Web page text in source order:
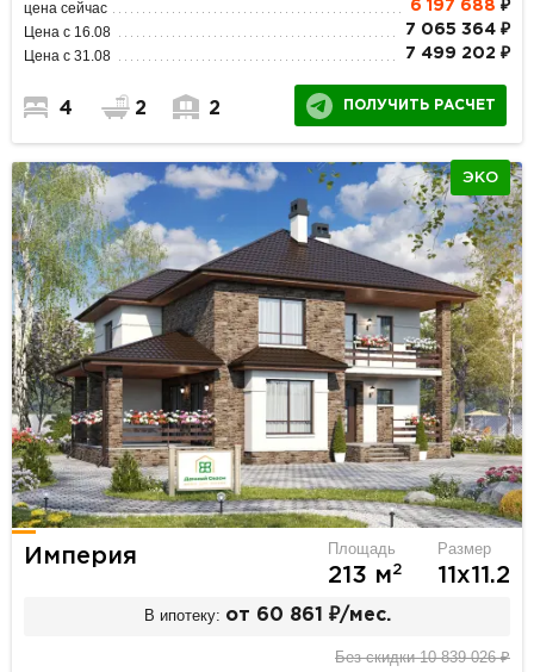
цена сейчас 6 197 688 ₽
Цена с 16.08 7 065 364 ₽
Цена с 31.08 7 499 202 ₽
4 2 2 ПОЛУЧИТЬ РАСЧЕТ
ЭКО
Империя Площадь
213 м2
Размер
11х11.2
В ипотеку: от 60 861 ₽/мес.
Без скидки 10 839 026 ₽